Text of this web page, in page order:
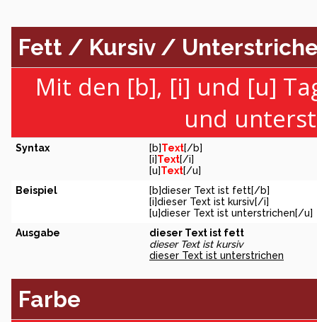
Fett / Kursiv /
Mit den [b], [i] und [u]
und
Syntax [b]Text[/b]
[i]Text[/i]
[u]Text[/u]
Beispiel
[b]dieser Text ist fett[/b]
[i]dieser Text ist kursiv[/i]
[u]dieser Text ist unterstrichen[/u]
Ausgabe
dieser Text ist fett
dieser Text ist kursiv
dieser Text ist unterstrichen
Farbe